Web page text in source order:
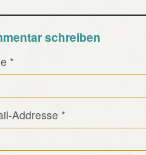
schreiben
*
Addresse *